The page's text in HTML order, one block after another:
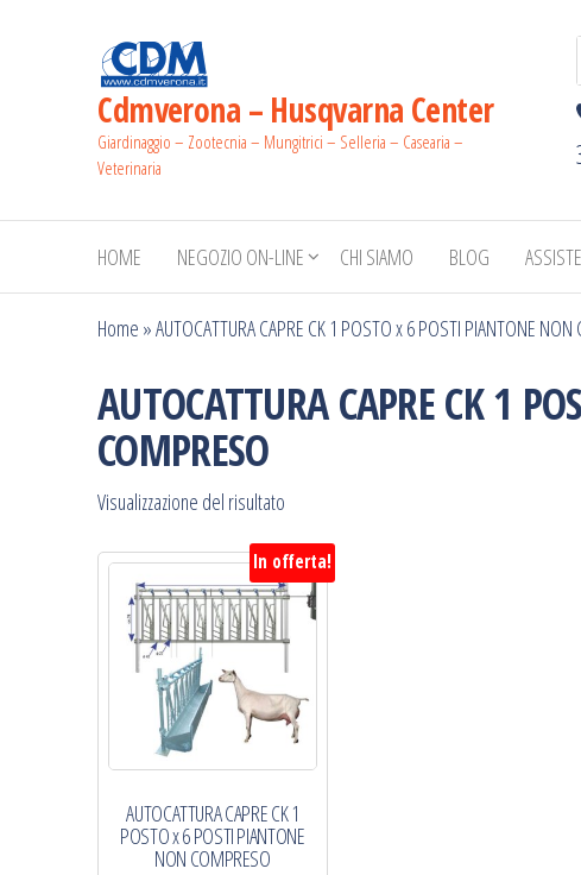
Cdmverona – Husqvarna Center
Giardinaggio – Zootecnia – Mungitrici – Selleria – Casearia –
Veterinaria
HOME NEGOZIO ON-LINE CHI SIAMO BLOG
Home »AUTOCATTURA CAPRE CK 1 POSTO x 6 POSTI PIANTONE
AUTOCATTURA CAPRE CK 1
COMPRESO
Visualizzazione del risultato
In offerta!
AUTOCATTURA CAPRE CK 1
POSTO x 6 POSTI PIANTONE
NON COMPRESO